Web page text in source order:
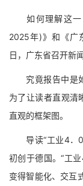
如何理解这一
2025年)》和《广
日，广东省召开新
究竟报告中是如
为了让读者直观清
直观的框架图。
导读“工业4．0”
初创于德国。“工
变得智能化、交互